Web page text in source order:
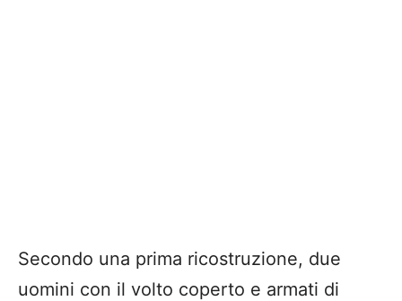
Secondo una prima ricostruzione, due
uomini con il volto coperto e armati di